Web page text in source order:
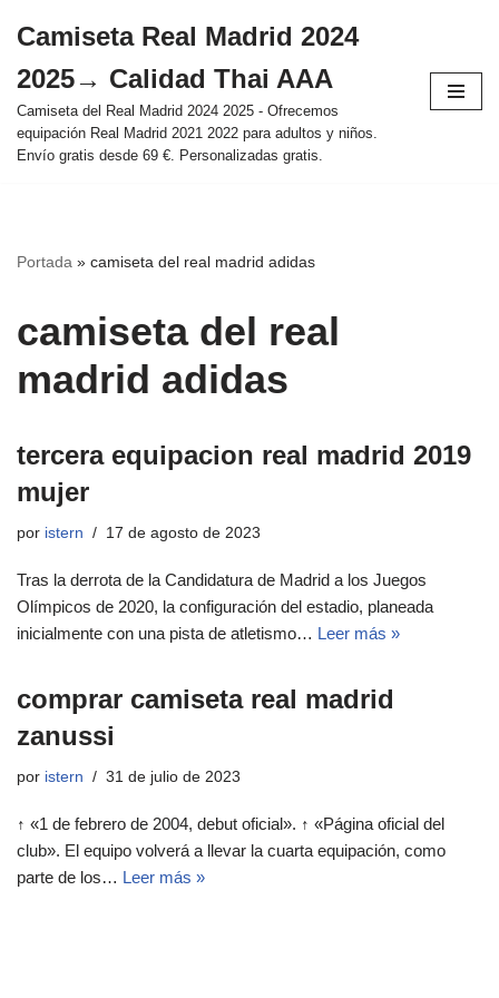
al
contenido
Camiseta Real Madrid 2024
2025→ Calidad Thai AAA
Camiseta del Real Madrid 2024 2025 - Ofrecemos
equipación Real Madrid 2021 2022 para adultos y niños.
Envío gratis desde 69 €. Personalizadas gratis.
Portada » camiseta del real madrid adidas
camiseta del real
madrid adidas
tercera equipacion real madrid 2019
mujer
por istern 17 de agosto de 2023
Tras la derrota de la Candidatura de Madrid a los Juegos
Olímpicos de 2020, la configuración del estadio, planeada
inicialmente con una pista de atletismo… Leer más »
comprar camiseta real madrid
zanussi
por istern 31 de julio de 2023
↑ «1 de febrero de 2004, debut oficial». ↑ «Página oficial del
club». El equipo volverá a llevar la cuarta equipación, como
parte de los… Leer más »